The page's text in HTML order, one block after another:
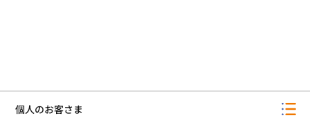
個人のお客さま